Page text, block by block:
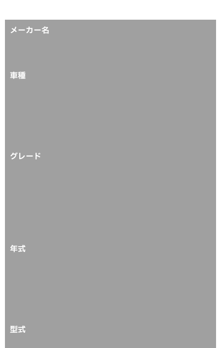
メーカー名
車種
グレード
年式
型式